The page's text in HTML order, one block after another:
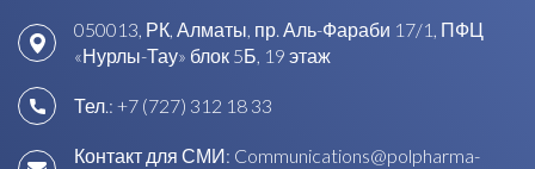
050013, РК, Алматы, пр. Аль-Фараби 17/1, ПФЦ
«Нурлы-Тау» блок 5Б, 19 этаж
Тел.: +7 (727) 312 18 33
Контакт для СМИ: Communications@polpharma-